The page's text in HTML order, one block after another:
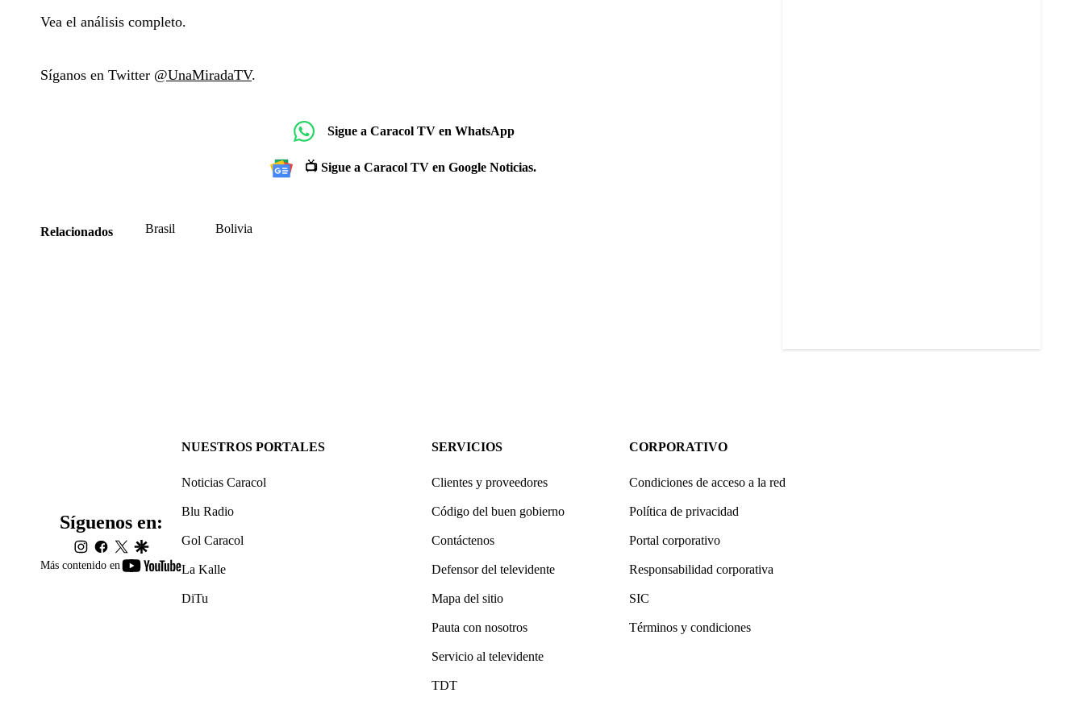
Vea el análisis completo.
Síganos en Twitter @UnaMiradaTV.
Sigue a Caracol TV en WhatsApp
📺 Sigue a Caracol TV en Google Noticias.
Relacionados Brasil Bolivia
Más contenido en
youtube-
Síguenos en:
instagram
facebook
twittergoogle
NUESTROS PORTALES
Noticias Caracol
Blu Radio
Gol Caracol
La Kalle
DiTu
SERVICIOS
Clientes y proveedores
Código del buen gobierno
Contáctenos
Defensor del televidente
Mapa del sitio
Pauta con nosotros
Servicio al televidente
TDT
CORPORATIVO
Condiciones de acceso a la red
Política de privacidad
Portal corporativo
Responsabilidad corporativa
SIC
Términos y condiciones